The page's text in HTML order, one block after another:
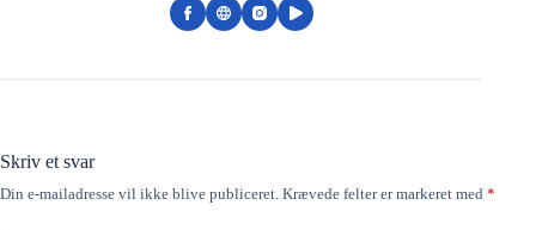
Skriv et svar
Din e-mailadresse vil ikke blive publiceret. Krævede felter er markeret med *